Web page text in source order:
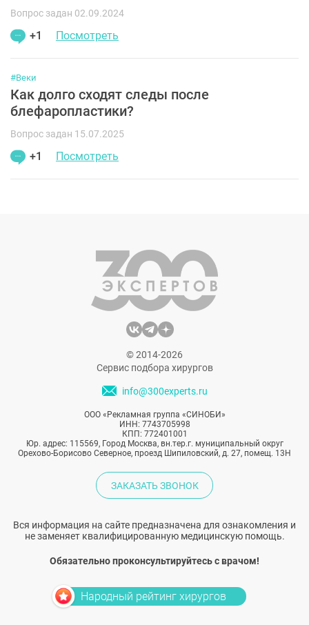
Вопрос задан 02.09.2024
+1 Посмотреть
#Веки
Как долго сходят следы после
блефаропластики?
Вопрос задан 15.07.2025
+1 Посмотреть
© 2014-2026
Сервис подбора хирургов
info@300experts.ru
ООО «Рекламная группа «СИНОБИ»
ИНН: 7743705998
КПП: 772401001
Юр. адрес: 115569, Город Москва, вн.тер.г. муниципальный округ
Орехово-Борисово Северное, проезд Шипиловский, д. 27, помещ. 13Н
ЗАКАЗАТЬ ЗВОНОК
Вся информация на сайте предназначена для ознакомления и
не заменяет квалифицированную медицинскую помощь.
Обязательно проконсультируйтесь с врачом!
Народный рейтинг хирургов